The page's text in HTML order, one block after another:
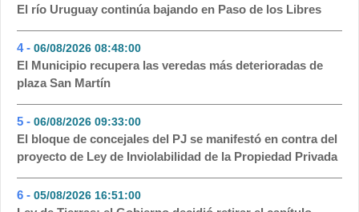
El río Uruguay continúa bajando en Paso de los Libres
4 - 06/08/2026 08:48:00
El Municipio recupera las veredas más deterioradas de
plaza San Martín
5 - 06/08/2026 09:33:00
El bloque de concejales del PJ se manifestó en contra del
proyecto de Ley de Inviolabilidad de la Propiedad Privada
6 - 05/08/2026 16:51:00